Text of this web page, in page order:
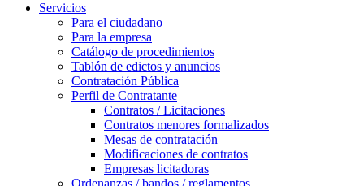
Servicios
Para el ciudadano
Para la empresa
Catálogo de procedimientos
Tablón de edictos y anuncios
Contratación Pública
Perfil de Contratante
Contratos / Licitaciones
Contratos menores formalizados
Mesas de contratación
Modificaciones de contratos
Empresas licitadoras